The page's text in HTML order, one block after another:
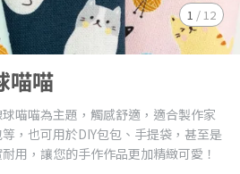
1 / 12
喵喵
喵喵為主題，觸感舒適，適合製作家
，也可用於DIY包包、手提袋，甚至是
用，讓您的手作作品更加精緻可愛！